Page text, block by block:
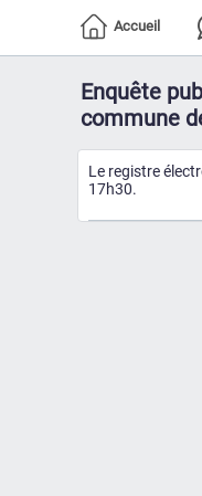
Accueil
Enquête
commune
Le registre
17h30.